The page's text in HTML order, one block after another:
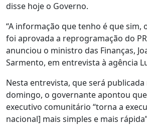
disse hoje o Governo.
“A informação que tenho é que sim,
foi aprovada a reprogramação do
anunciou o ministro das Finanças,
Sarmento, em entrevista à agência
Nesta entrevista, que será
domingo, o governante apontou que
executivo comunitário “torna a
nacional] mais simples e mais